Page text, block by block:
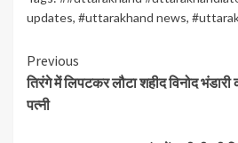
updates, #uttarakhand news,
Continue
Reading
Previous
तिरंगे में लिपटकर लौटा शहीद विनोद भंडारी
पत्नी